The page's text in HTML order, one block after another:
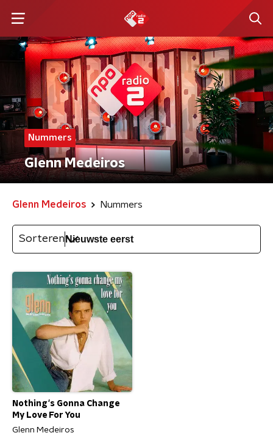
Nummers
Glenn Medeiros
Glenn Medeiros Nummers
Sorteren
Nothing's Gonna Change
My Love For You
Glenn Medeiros